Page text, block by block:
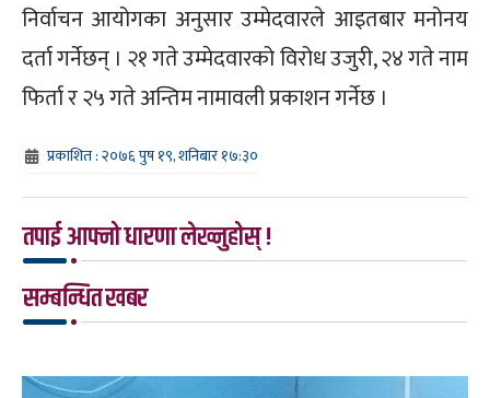
निर्वाचन आयोगका अनुसार उम्मेदवारले आइतबार मनोनय
दर्ता गर्नेछन् । २१ गते उम्मेदवारको विरोध उजुरी, २४ गते नाम
फिर्ता र २५ गते अन्तिम नामावली प्रकाशन गर्नेछ ।
प्रकाशित : २०७६ पुष १९, शनिबार १७:३०
तपाई आफ्नो धारणा लेख्नुहोस् !
सम्बन्धित खबर